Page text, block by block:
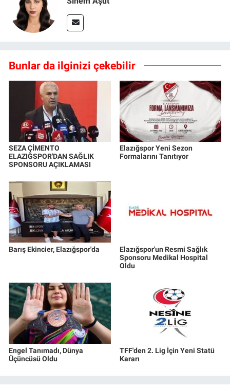
Bunlar da ilginizi çekebilir
SEZA ÇİMENTO
ELAZIĞSPOR'DAN SAĞLIK
SPONSORU AÇIKLAMASI
Elazığspor Yeni Sezon
Formalarını Tanıtıyor
Barış Ekincier, Elazığspor'da
Elazığspor'un Resmi Sağlık
Sponsoru Medikal Hospital
Oldu
Engel Tanımadı, Dünya
Üçüncüsü Oldu
TFF'den 2. Lig İçin Yeni Statü
Kararı